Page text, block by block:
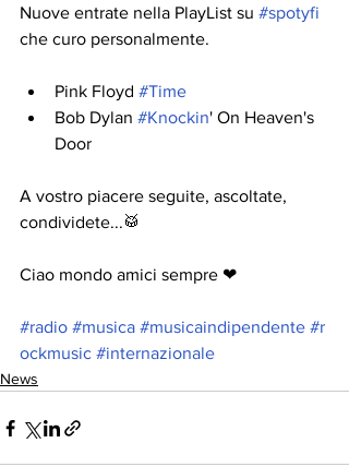
Nuove entrate nella PlayList su #spotyfi
che curo personalmente.
Pink Floyd #Time
Bob Dylan #Knockin' On Heaven's
Door
A vostro piacere seguite, ascoltate,
condividete...🥁
Ciao mondo amici sempre ❤
#radio #musica #musicaindipendente #r
ockmusic #internazionale
News